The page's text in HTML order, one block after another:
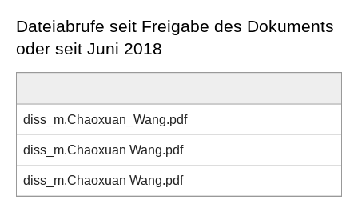
Dateiabrufe seit Freigabe des Dokuments
oder seit Juni 2018
diss_m.Chaoxuan_Wang.pdf
diss_m.Chaoxuan Wang.pdf
diss_m.Chaoxuan Wang.pdf